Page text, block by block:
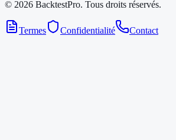
© 2026 BacktestPro. Tous droits réservés.
Termes Confidentialité Contact